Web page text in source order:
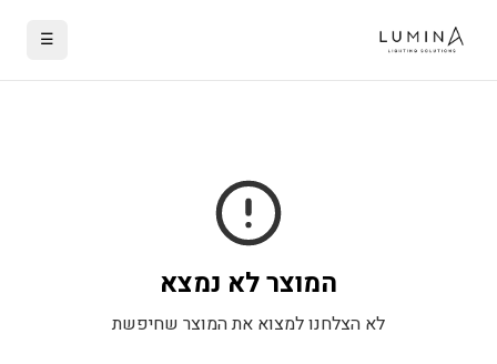
☰
המוצר לא נמצא
לא הצלחנו למצוא את המוצר שחיפשת